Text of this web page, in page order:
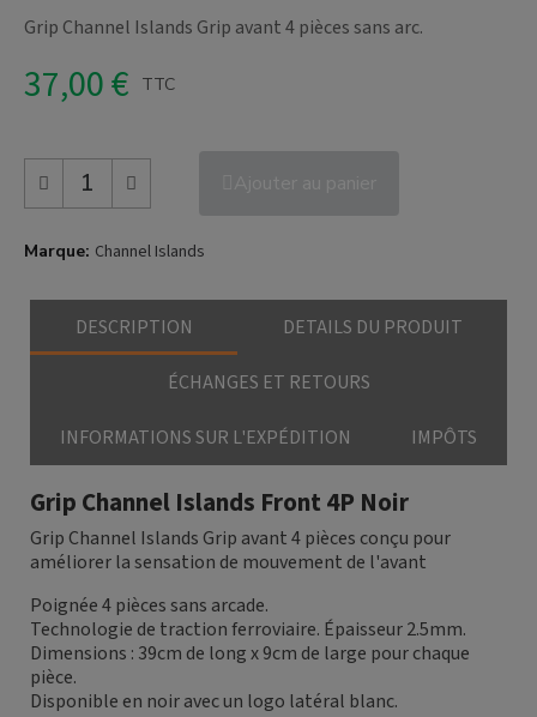
Grip Channel Islands Grip avant 4 pièces sans arc.
37,00 € TTC
Marque Channel Islands
DESCRIPTION DETAILS DU PRODUIT
ÉCHANGES ET RETOURS
INFORMATIONS SUR L'EXPÉDITION IMPÔTS
Grip Channel Islands Front 4P Noir
Grip Channel Islands Grip avant 4 pièces conçu pour
améliorer la sensation de mouvement de l'avant
Poignée 4 pièces sans arcade.
Technologie de traction ferroviaire. Épaisseur 2.5mm.
Dimensions : 39cm de long x 9cm de large pour chaque
pièce.
Disponible en noir avec un logo latéral blanc.